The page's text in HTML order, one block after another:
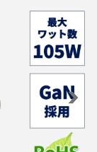
Next